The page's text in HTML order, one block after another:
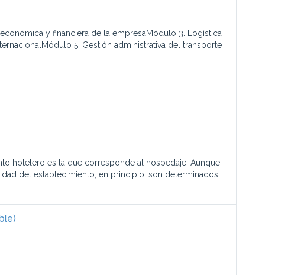
y financiera de la empresaMódulo 3. Logística
5. Gestión administrativa del transporte
hotelero es la que corresponde al hospedaje. Aunque
del establecimiento, en principio, son determinados